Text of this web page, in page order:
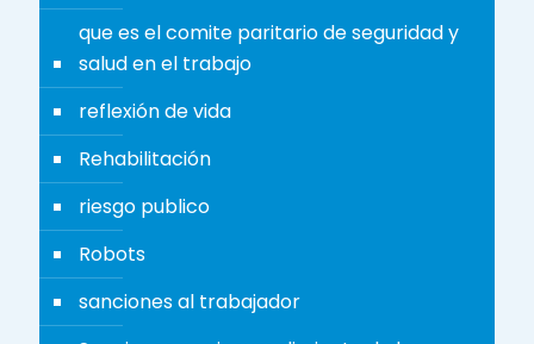
que es el comite paritario de seguridad y
salud en el trabajo
reflexión de vida
Rehabilitación
riesgo publico
Robots
sanciones al trabajador